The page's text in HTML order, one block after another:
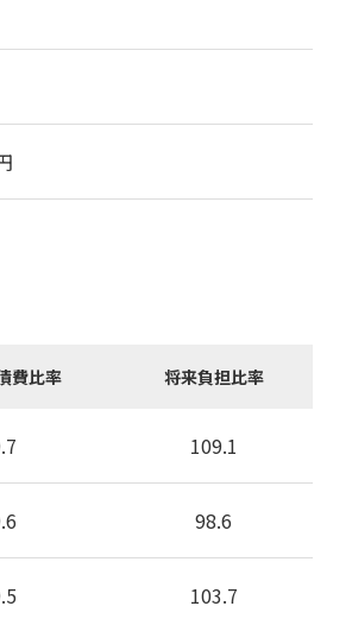
費比率 将来負担比率
109.1
98.6
103.7